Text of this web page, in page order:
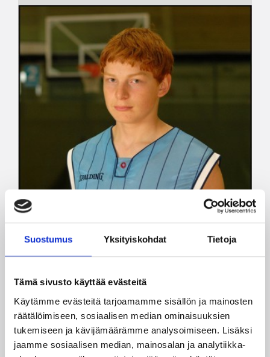
Suostumus Yksityiskohdat Tietoja
Tämä sivusto käyttää evästeitä
Käytämme evästeitä tarjoamamme sisällön ja mainosten
räätälöimiseen, sosiaalisen median ominaisuuksien
tukemiseen ja kävijämäärämme analysoimiseen. Lisäksi
jaamme sosiaalisen median, mainosalan ja analytiikka-